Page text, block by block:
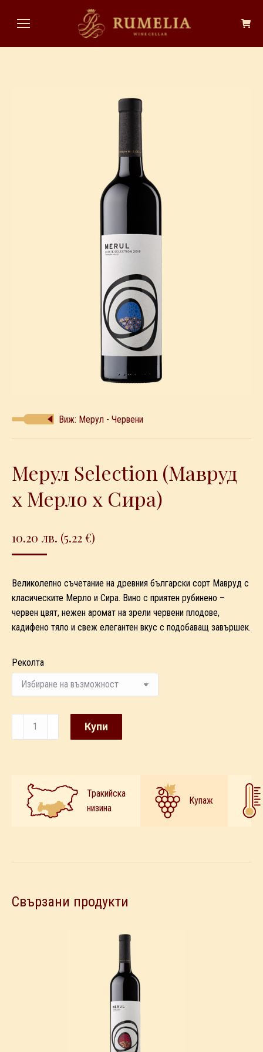
Виж: Мерул - Червени
Мерул Selection (Мавруд
х Мерло х Сира)
10.20 лв. (5.22 €)
Великолепно съчетание на древния български сорт Мавруд с
класическите Мерло и Сира. Вино с приятен рубинено –
червен цвят, нежен аромат на зрели червени плодове,
кадифено тяло и свеж елегантен вкус с подобаващ завършек.
Реколта
количество
Мерло
Купи
Тракийска
низина
Купаж
Свързани продукти